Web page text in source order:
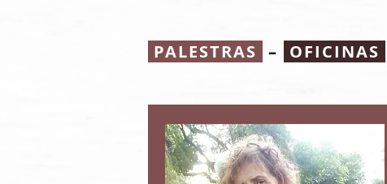
PALESTRAS – OFICINAS